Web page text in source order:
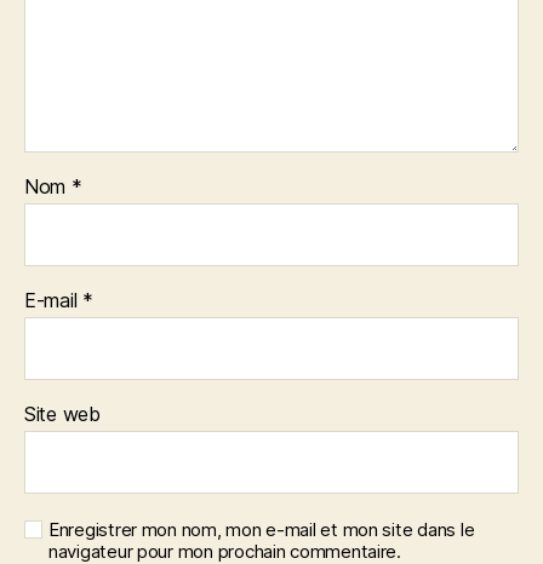
Nom *
E-mail *
Site web
Enregistrer mon nom, mon e-mail et mon site dans le
navigateur pour mon prochain commentaire.